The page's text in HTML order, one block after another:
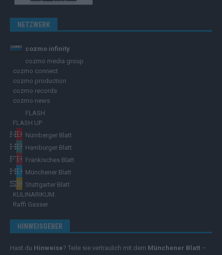
NETZWERK
cozmo infinity
cozmo media group
cozmo connect
cozmo production
cozmo records
cozmo news
FLASH
FLASH UP
Nürnberger Blatt
Hamburger Blatt
Fränkisches Blatt
Münchener Blatt
Stuttgarter Blatt
KULINARIKUM.
Raffi Gasser
HINWEISGEBER
Hast du Hinweise? Teile sie vertraulich mit dem Münchener Blatt –